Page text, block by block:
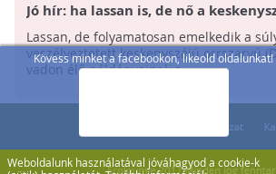
Kövess minket a facebookon, likeold oldalunkat!
Weboldalunk használatával jóváhagyod a cookie-k
Jó hír: ha lassan is, de nő a
száma!
Lassan, de folyamatosan emelkedik a
veszélyeztetett keskenyszájú orrszarvú
vadon élő példányainak a ...